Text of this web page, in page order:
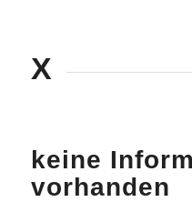
X
keine
vorhanden